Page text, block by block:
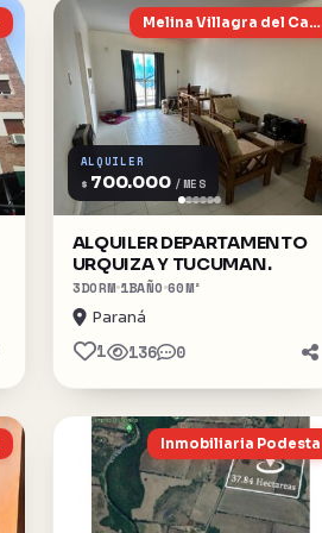
Melina Villagra del Castillo
ALQUILER
$ 700.000 /MES
ALQUILER DEPARTAMENTO
URQUIZA Y TUCUMAN.
3DORM 1BAÑO 60M²
Paraná
1 136 0
Inmobiliaria Podesta